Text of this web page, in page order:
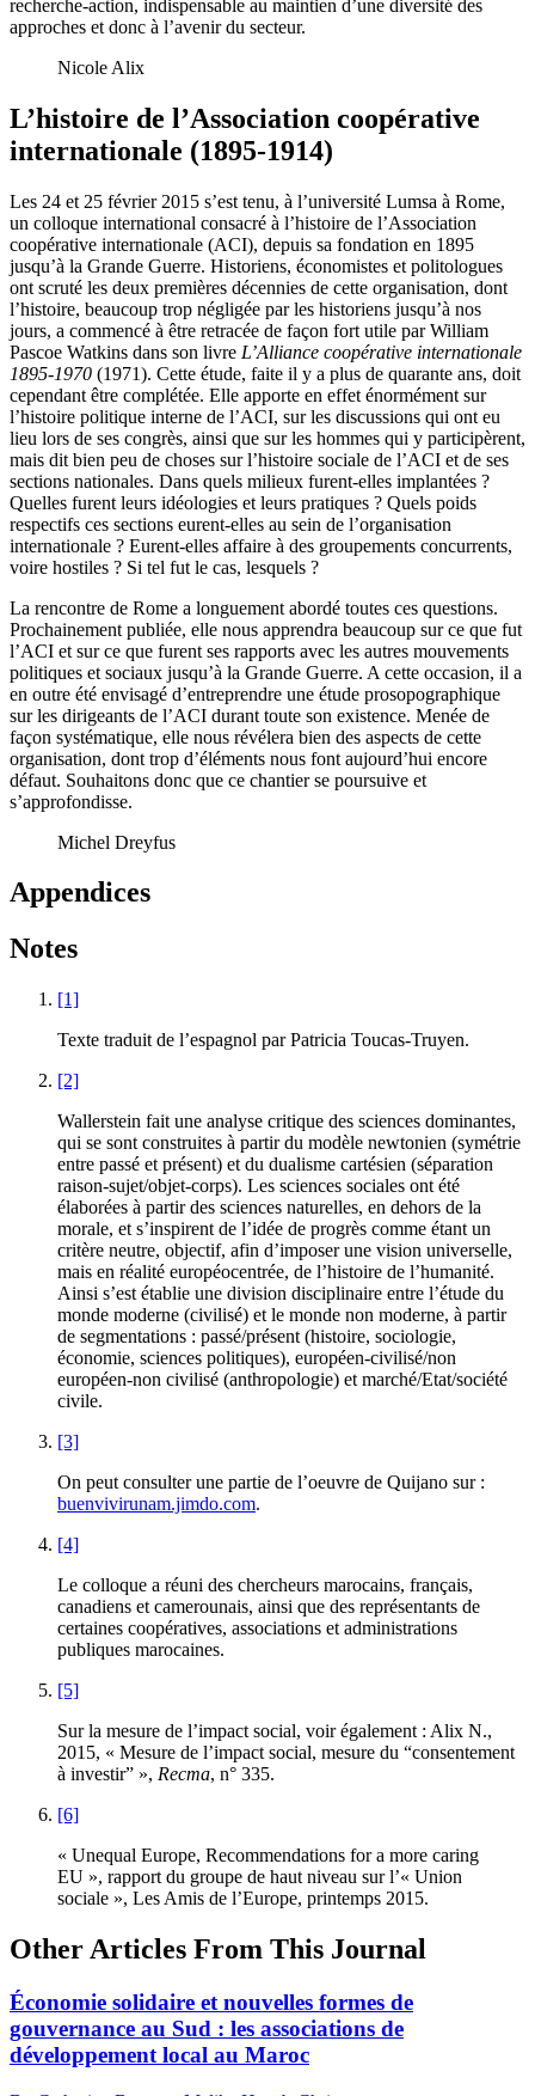
recherche-action, indispensable au maintien d’une diversité des
approches et donc à l’avenir du secteur.
Nicole Alix
L’histoire de l’Association coopérative
internationale (1895-1914)
Les 24 et 25 février 2015 s’est tenu, à l’université Lumsa à Rome,
un colloque international consacré à l’histoire de l’Association
coopérative internationale (ACI), depuis sa fondation en 1895
jusqu’à la Grande Guerre. Historiens, économistes et politologues
ont scruté les deux premières décennies de cette organisation, dont
l’histoire, beaucoup trop négligée par les historiens jusqu’à nos
jours, a commencé à être retracée de façon fort utile par William
Pascoe Watkins dans son livre L’Alliance coopérative internationale
1895-1970 (1971). Cette étude, faite il y a plus de quarante ans, doit
cependant être complétée. Elle apporte en effet énormément sur
l’histoire politique interne de l’ACI, sur les discussions qui ont eu
lieu lors de ses congrès, ainsi que sur les hommes qui y participèrent,
mais dit bien peu de choses sur l’histoire sociale de l’ACI et de ses
sections nationales. Dans quels milieux furent-elles implantées ?
Quelles furent leurs idéologies et leurs pratiques ? Quels poids
respectifs ces sections eurent-elles au sein de l’organisation
internationale ? Eurent-elles affaire à des groupements concurrents,
voire hostiles ? Si tel fut le cas, lesquels ?
La rencontre de Rome a longuement abordé toutes ces questions.
Prochainement publiée, elle nous apprendra beaucoup sur ce que fut
l’ACI et sur ce que furent ses rapports avec les autres mouvements
politiques et sociaux jusqu’à la Grande Guerre. A cette occasion, il a
en outre été envisagé d’entreprendre une étude prosopographique
sur les dirigeants de l’ACI durant toute son existence. Menée de
façon systématique, elle nous révélera bien des aspects de cette
organisation, dont trop d’éléments nous font aujourd’hui encore
défaut. Souhaitons donc que ce chantier se poursuive et
s’approfondisse.
Michel Dreyfus
Appendices
Notes
[1]
Texte traduit de l’espagnol par Patricia Toucas-Truyen.
[2]
Wallerstein fait une analyse critique des sciences dominantes,
qui se sont construites à partir du modèle newtonien (symétrie
entre passé et présent) et du dualisme cartésien (séparation
raison-sujet/objet-corps). Les sciences sociales ont été
élaborées à partir des sciences naturelles, en dehors de la
morale, et s’inspirent de l’idée de progrès comme étant un
critère neutre, objectif, afin d’imposer une vision universelle,
mais en réalité européocentrée, de l’histoire de l’humanité.
Ainsi s’est établie une division disciplinaire entre l’étude du
monde moderne (civilisé) et le monde non moderne, à partir
de segmentations : passé/présent (histoire, sociologie,
économie, sciences politiques), européen-civilisé/non
européen-non civilisé (anthropologie) et marché/Etat/société
civile.
[3]
On peut consulter une partie de l’oeuvre de Quijano sur :
buenvivirunam.jimdo.com.
[4]
Le colloque a réuni des chercheurs marocains, français,
canadiens et camerounais, ainsi que des représentants de
certaines coopératives, associations et administrations
publiques marocaines.
[5]
Sur la mesure de l’impact social, voir également : Alix N.,
2015, « Mesure de l’impact social, mesure du “consentement
à investir” », Recma, n° 335.
[6]
« Unequal Europe, Recommendations for a more caring
EU », rapport du groupe de haut niveau sur l’« Union
sociale », Les Amis de l’Europe, printemps 2015.
Other Articles From This Journal
Économie solidaire et nouvelles formes de
gouvernance au Sud : les associations de
développement local au Maroc